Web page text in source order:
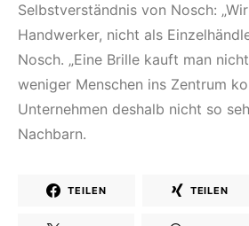
Selbstverständnis von Nosch:
Handwerker, nicht als
Nosch. „Eine Brille kauft man
weniger Menschen ins Zentrum
Unternehmen deshalb nicht so
Nachbarn.
TEILEN TEILEN